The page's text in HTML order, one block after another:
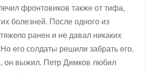
фронтовиков также от тифа,
болезней. После одного из
ранен и не давал никаких
его солдаты решили забрать его.
он выжил. Петр Димков любил